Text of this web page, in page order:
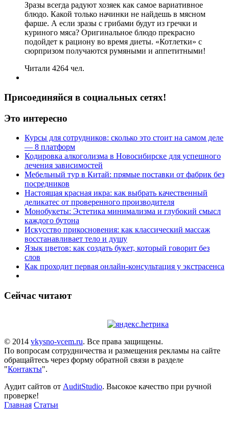
Зразы всегда радуют хозяек как самое вариативное
блюдо. Какой только начинки не найдешь в мясном
фарше. А если зразы с грибами будут из гречки и
куриного мяса? Оригинальное блюдо прекрасно
подойдет к рациону во время диеты. «Котлетки» с
сюрпризом получаются румяными и аппетитными!
Читали 4264 чел.
Присоединяйся в социальных сетях!
Это интересно
Курсы для сотрудников: сколько это стоит на самом деле
— 8 платформ
Кодировка алкоголизма в Новосибирске для успешного
лечения зависимостей
Мебельный тур в Китай: прямые поставки от фабрик без
посредников
Настоящая красная икра: как выбрать качественный
деликатес от проверенного производителя
Монобукеты: Эстетика минимализма и глубокий смысл
каждого бутона
Искусство прикосновения: как классический массаж
восстанавливает тело и душу
Язык цветов: как создать букет, который говорит без
слов
Как проходит первая онлайн-консультация у экстрасенса
Сейчас читают
© 2014 vkysno-vcem.ru. Все права защищены.
По вопросам сотрудничества и размещения рекламы на сайте
обращайтесь через форму обратной связи в разделе
"Контакты".
Аудит сайтов от AuditStudio. Высокое качество при ручной
проверке!
Главная Статьи